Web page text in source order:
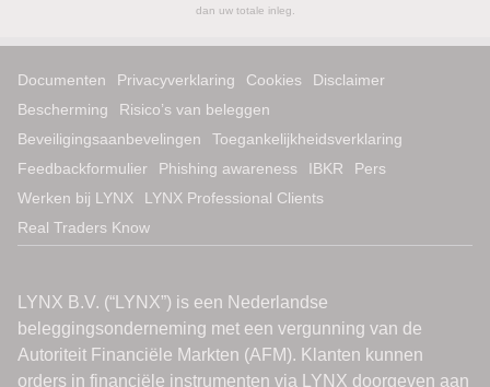
dan uw totale inleg.
Documenten Privacyverklaring Cookies
Disclaimer
Bescherming
Risico’s van beleggen
Beveiligingsaanbevelingen
Toegankelijkheidsverklaring
Feedbackformulier
Phishing awareness IBKR
Pers
Werken bij LYNX
LYNX Professional Clients
Real Traders Know